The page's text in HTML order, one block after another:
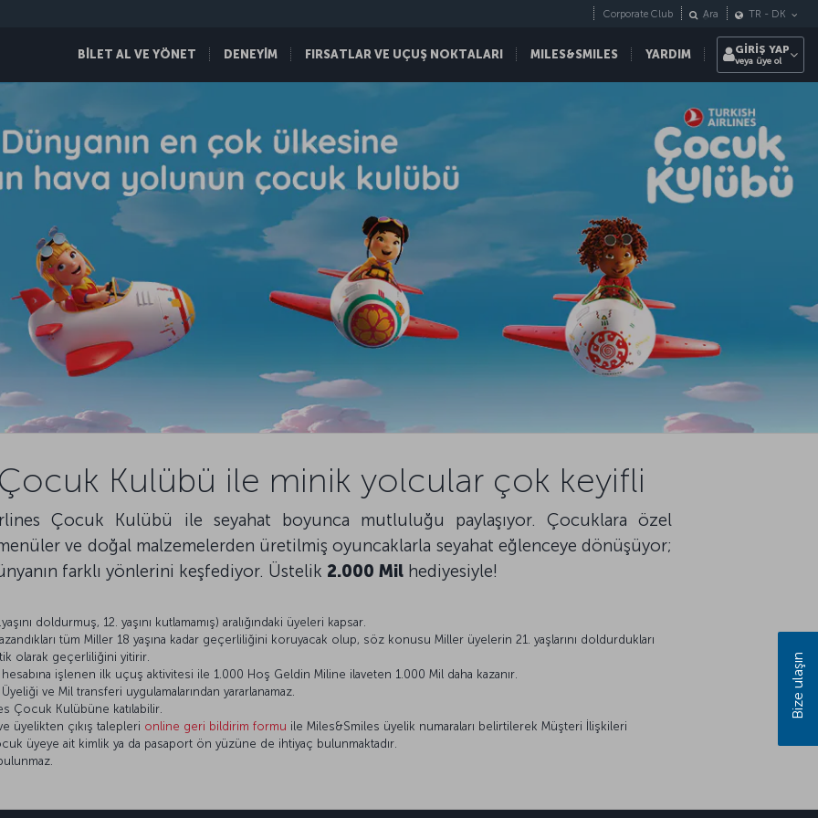
BİLET AL VE YÖNET DENEYİM FIRSATLAR VE UÇUŞ NOKTALARI MILES&SMILES YARDIM
Corporate Club Ara TR - DK
GİRİŞ YAP
veya üye ol
Kulübü ile minik yolcular çok keyifli
Çocuk Kulübü ile seyahat boyunca mutluluğu paylaşıyor. Çocuklara özel
ve doğal malzemelerden üretilmiş oyuncaklarla seyahat eğlenceye dönüşüyor;
farklı yönlerini keşfediyor. Üstelik 2.000 Mil hediyesiyle!
doldurmuş, 12. yaşını kutlamamış) aralığındaki üyeleri kapsar.
tüm Miller 18 yaşına kadar geçerliliğini koruyacak olup, söz konusu Miller üyelerin 21. yaşlarını doldurdukları
olarak geçerliliğini yitirir.
işlenen ilk uçuş aktivitesi ile 1.000 Hoş Geldin Miline ilaveten 1.000 Mil daha kazanır.
ve Mil transferi uygulamalarından yararlanamaz.
Çocuk Kulübüne katılabilir.
üyelikten çıkış talepleri online geri bildirim formu ile Miles&Smiles üyelik numaraları belirtilerek Müşteri İlişkileri
üyeye ait kimlik ya da pasaport ön yüzüne de ihtiyaç bulunmaktadır.
Bize ulaşın